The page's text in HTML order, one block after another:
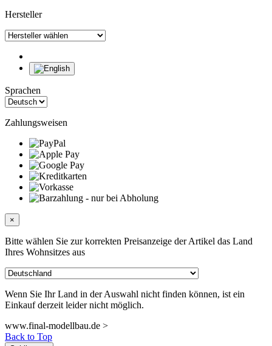
Hersteller
Sprachen
Zahlungsweisen
×
Bitte wählen Sie zur korrekten Preisanzeige der Artikel das Land
Ihres Wohnsitzes aus
Wenn Sie Ihr Land in der Auswahl nicht finden können, ist ein
Einkauf derzeit leider nicht möglich.
www.final-modellbau.de >
Back to Top